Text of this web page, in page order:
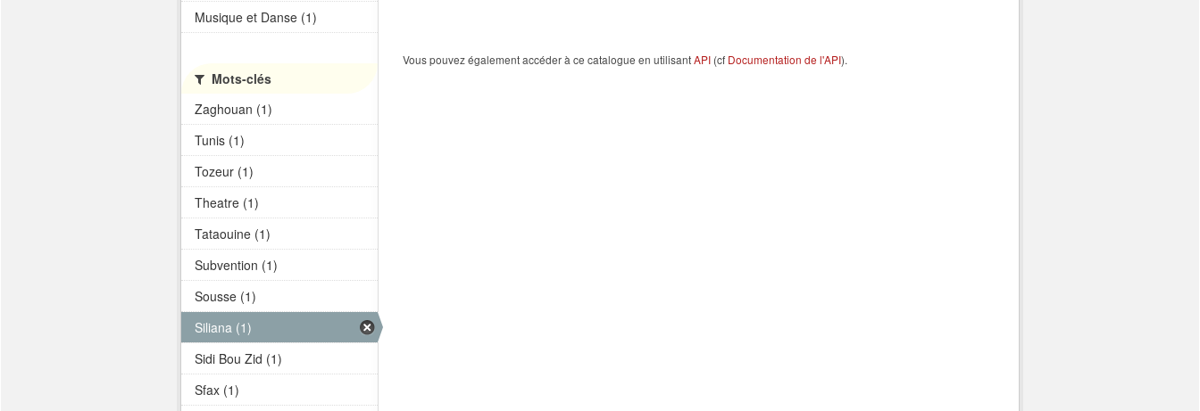
Vous pouvez également accéder à ce catalogue en utilisantAPI (cf Documentation de l'API).
Musique et Danse (1)
Mots-clés
Zaghouan (1)
Tunis (1)
Tozeur (1)
Theatre (1)
Tataouine (1)
Subvention (1)
Sousse (1)
Siliana (1)
Sidi Bou Zid (1)
Sfax (1)